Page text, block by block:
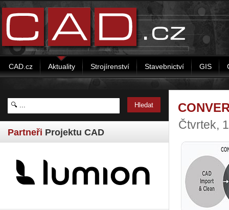
CAD.cz Aktuality Strojírenství Stavebnictví GIS
Partneři Projektu CAD
Čtvrtek,